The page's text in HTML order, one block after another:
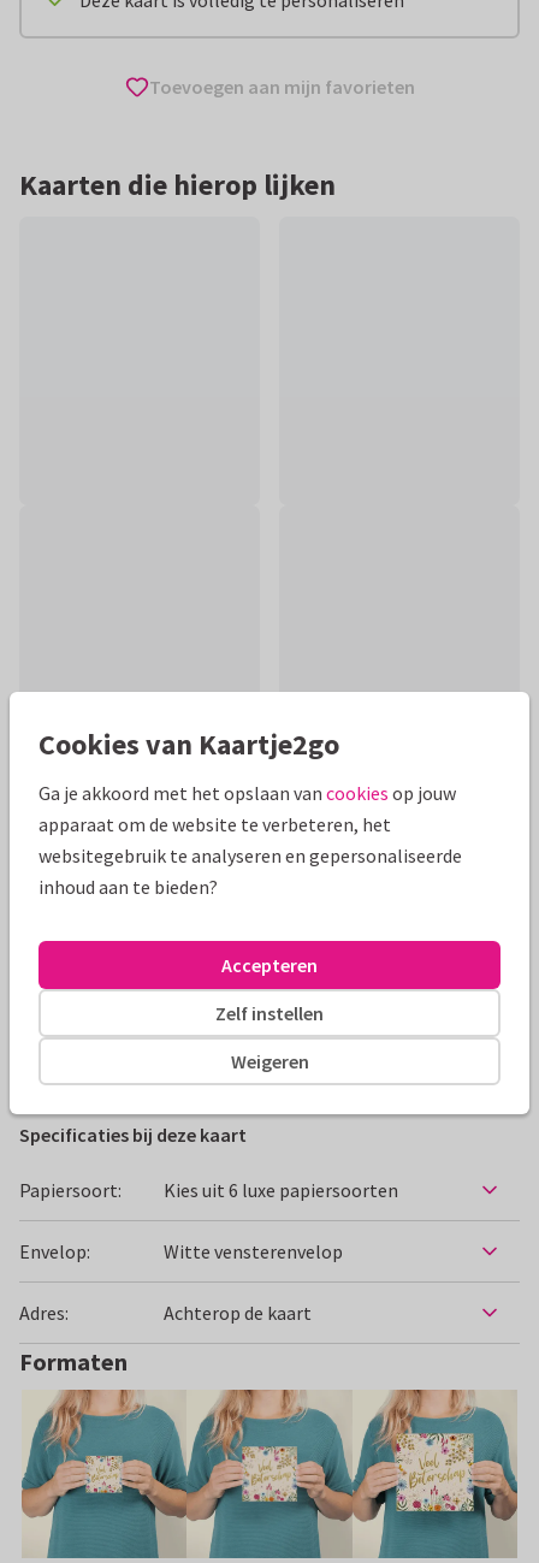
Toevoegen aan mijn favorieten
Kaarten die hierop lijken
Productinformatie
Mooie lieve bloemen kaart voor iemand die we beterschap
aanpasbare teksten.
Alle kaarten zijn helemaal naar wens aan te passen
Anet van de Vorst
Specificaties bij deze kaart
Papiersoort: Kies uit 6 luxe papiersoorten
Envelop: Witte vensterenvelop
Adres: Achterop de kaart
Formaten
Cookies van Kaartje2go
Ga je akkoord met het opslaan van cookies op jouw
apparaat om de website te verbeteren, het
websitegebruik te analyseren en gepersonaliseerde
inhoud aan te bieden?
Weigeren
Zelf instellen
Accepteren